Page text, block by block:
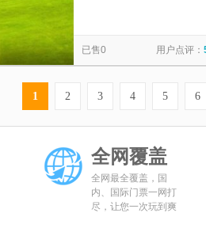
已售0 用户点评：
1 2 3 4 5 6
全网覆盖
全网最全覆盖，国
内、国际门票一网打
尽，让您一次玩到爽